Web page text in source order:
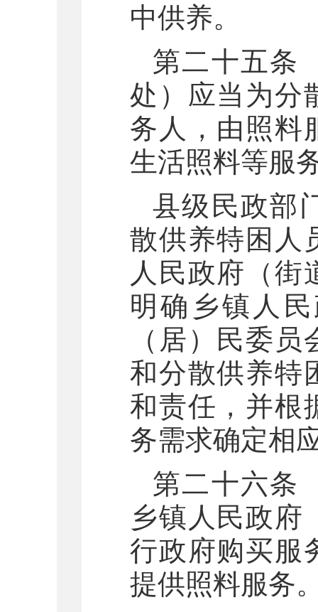
中供养。
第二十五条
处）应当为分
务人，由照料
生活照料等服
县级民政部
散供养特困人
人民政府（街
明确乡镇人
（居）民委
和分散供养特
和责任，并根
务需求确定相
第二十六条
乡镇人民政府
行政府购买服
提供照料服务